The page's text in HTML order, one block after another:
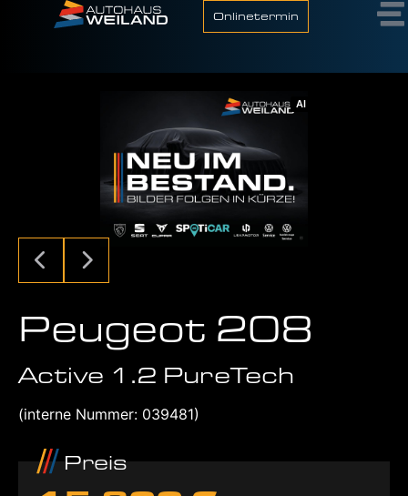
Onlinetermin
AI
Peugeot 208
Active 1.2 PureTech
(interne Nummer: 039481)
Preis